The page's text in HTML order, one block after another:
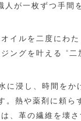
が一枚ずつ手間
イルを二度にわた
ングを叶える “二
に浸し、時間をか
。熱や薬剤に頼ら
、革の繊維を壊さ